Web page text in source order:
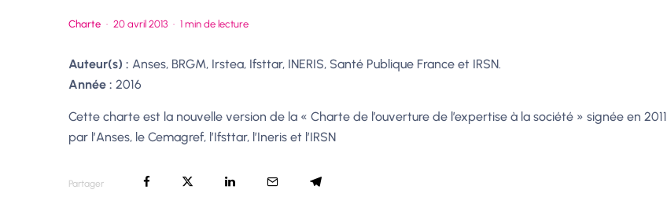
Charte · 20 avril 2013 · 1 min de lecture
Auteur(s) : Anses, BRGM, Irstea, Ifsttar, INERIS, Santé Publique France et IRSN.
Année : 2016
Cette charte est la nouvelle version de la « Charte de l’ouverture de l’expertise à la société » signée en 2011
par l’Anses, le Cemagref, l’Ifsttar, l’Ineris et l’IRSN
Partager